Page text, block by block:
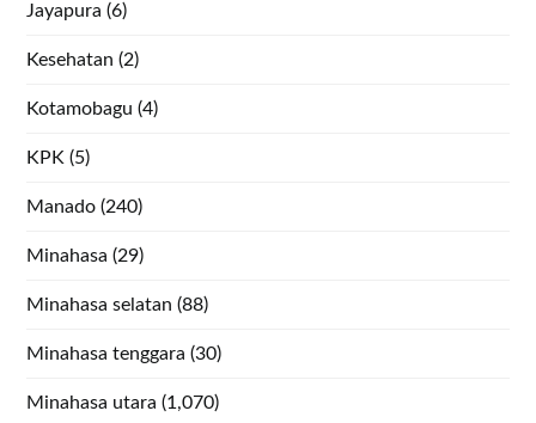
Jayapura (6)
Kesehatan (2)
Kotamobagu (4)
KPK (5)
Manado (240)
Minahasa (29)
Minahasa selatan (88)
Minahasa tenggara (30)
Minahasa utara (1,070)